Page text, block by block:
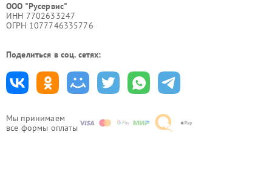
Мы принимаем
все формы оплаты
ООО "Русервис"
ИНН 7702633247
ОГРН 1077746335776
Поделиться в соц. сетях: